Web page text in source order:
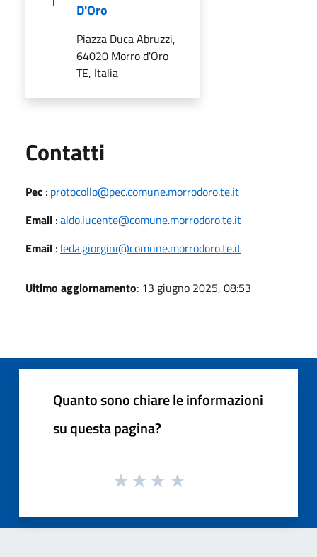
D'Oro
Piazza Duca Abruzzi,
64020 Morro d'Oro
TE, Italia
Contatti
Pec : protocollo@pec.comune.morrodoro.te.it
Email :aldo.lucente@comune.morrodoro.te.it
Email : leda.giorgini@comune.morrodoro.te.it
Ultimo aggiornamento: 13 giugno 2025, 08:53
Quanto sono chiare le informazioni
su questa pagina?